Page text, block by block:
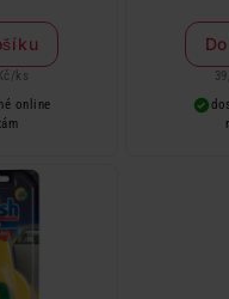
/ ks
online